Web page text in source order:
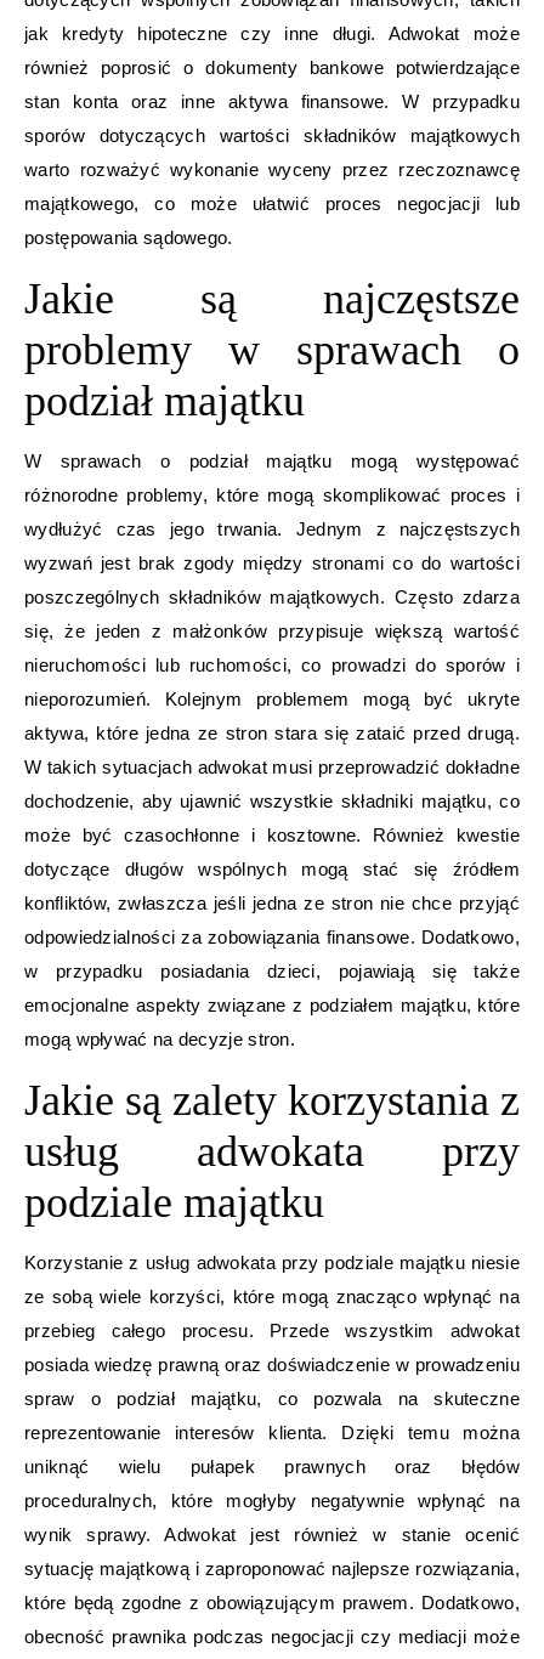
jak kredyty hipoteczne czy inne długi. Adwokat może
również poprosić o dokumenty bankowe potwierdzające
stan konta oraz inne aktywa finansowe. W przypadku
sporów dotyczących wartości składników majątkowych
warto rozważyć wykonanie wyceny przez rzeczoznawcę
majątkowego, co może ułatwić proces negocjacji lub
postępowania sądowego.
Jakie są najczęstsze
problemy w sprawach o
podział majątku
W sprawach o podział majątku mogą występować
różnorodne problemy, które mogą skomplikować proces i
wydłużyć czas jego trwania. Jednym z najczęstszych
wyzwań jest brak zgody między stronami co do wartości
poszczególnych składników majątkowych. Często zdarza
się, że jeden z małżonków przypisuje większą wartość
nieruchomości lub ruchomości, co prowadzi do sporów i
nieporozumień. Kolejnym problemem mogą być ukryte
aktywa, które jedna ze stron stara się zataić przed drugą.
W takich sytuacjach adwokat musi przeprowadzić dokładne
dochodzenie, aby ujawnić wszystkie składniki majątku, co
może być czasochłonne i kosztowne. Również kwestie
dotyczące długów wspólnych mogą stać się źródłem
konfliktów, zwłaszcza jeśli jedna ze stron nie chce przyjąć
odpowiedzialności za zobowiązania finansowe. Dodatkowo,
w przypadku posiadania dzieci, pojawiają się także
emocjonalne aspekty związane z podziałem majątku, które
mogą wpływać na decyzje stron.
Jakie są zalety korzystania z
usług adwokata przy
podziale majątku
Korzystanie z usług adwokata przy podziale majątku niesie
ze sobą wiele korzyści, które mogą znacząco wpłynąć na
przebieg całego procesu. Przede wszystkim adwokat
posiada wiedzę prawną oraz doświadczenie w prowadzeniu
spraw o podział majątku, co pozwala na skuteczne
reprezentowanie interesów klienta. Dzięki temu można
uniknąć wielu pułapek prawnych oraz błędów
proceduralnych, które mogłyby negatywnie wpłynąć na
wynik sprawy. Adwokat jest również w stanie ocenić
sytuację majątkową i zaproponować najlepsze rozwiązania,
które będą zgodne z obowiązującym prawem. Dodatkowo,
obecność prawnika podczas negocjacji czy mediacji może